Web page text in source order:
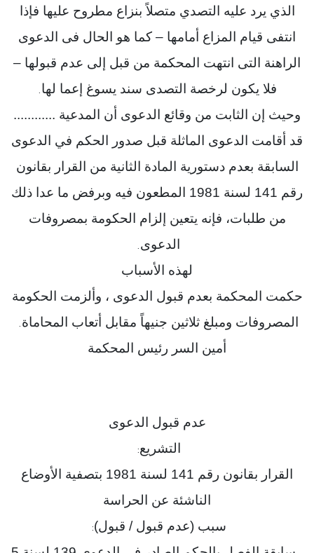
الذي يرد عليه التصدي متصلاً بنزاع مطروح عليها فإذا
انتفى قيام المزاع أمامها – كما هو الحال فى الدعوى
الراهنة التى انتهت المحكمة من قبل إلى عدم قبولها –
فلا يكون لرخصة التصدى سند يسوغ إعما لها.
وحيث إن الثابت من وقائع الدعوى أن المدعية ............
قد أقامت الدعوى الماثلة قبل صدور الحكم في الدعوى
السابقة بعدم دستورية المادة الثانية من القرار بقانون
رقم 141 لسنة 1981 المطعون فيه وبرفض ما عدا ذلك
من طلبات، فإنه يتعين إلزام الحكومة بمصروفات
الدعوى.
لهذه الأسباب
حكمت المحكمة بعدم قبول الدعوى ، وألزمت الحكومة
المصروفات ومبلغ ثلاثين جنيهاً مقابل أتعاب المحاماة.
أمين السر رئيس المحكمة
عدم قبول الدعوى
التشريع:
القرار بقانون رقم 141 لسنة 1981 بتصفية الأوضاع
الناشئة عن الحراسة
سبب (عدم قبول / قبول):